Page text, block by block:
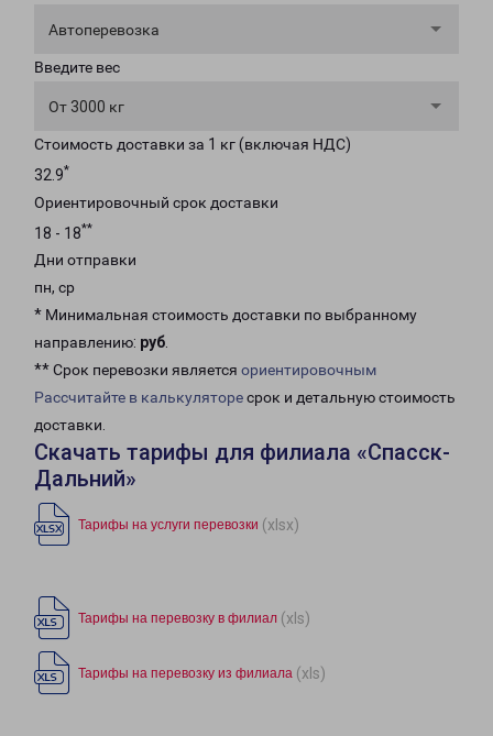
Автоперевозка
Введите вес
От 3000 кг
Стоимость доставки за 1 кг (включая НДС)
32.9*
Ориентировочный срок доставки
18 - 18**
Дни отправки
пн, ср
* Минимальная стоимость доставки по выбранному
направлению: руб.
** Срок перевозки является ориентировочным
Рассчитайте в калькуляторесрок и детальную стоимость
доставки.
Скачать тарифы для филиала «Спасск-
Дальний»
Тарифы на услуги перевозки (xlsx)
Тарифы на перевозку в филиал (xls)
Тарифы на перевозку из филиала (xls)